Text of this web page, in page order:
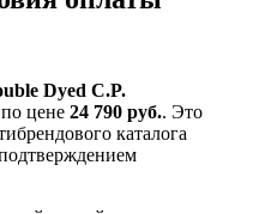
Dyed C.P.
цене 24 790 руб.. Это
каталога